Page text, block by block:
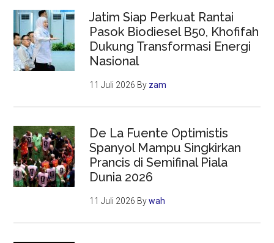
Jatim Siap Perkuat Rantai
Pasok Biodiesel B50, Khofifah
Dukung Transformasi Energi
Nasional
11 Juli 2026 By zam
De La Fuente Optimistis
Spanyol Mampu Singkirkan
Prancis di Semifinal Piala
Dunia 2026
11 Juli 2026 Bywah